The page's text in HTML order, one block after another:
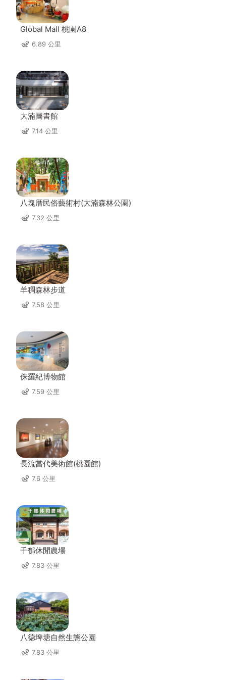
Global Mall 桃園A8
6.89 公里
大湳圖書館
7.14 公里
八塊厝民俗藝術村(大湳森林公園)
7.32 公里
羊稠森林步道
7.58 公里
侏羅紀博物館
7.59 公里
長流當代美術館(桃園館)
7.6 公里
千郁休閒農場
7.83 公里
八德埤塘自然生態公園
7.83 公里